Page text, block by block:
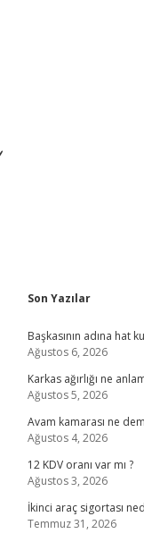
Sidebar
Son Yazılar
Başkasının adına hat
Ağustos 6, 2026
Karkas ağırlığı ne
Ağustos 5, 2026
Avam kamarası ne
Ağustos 4, 2026
12 KDV oranı var mı ?
Ağustos 3, 2026
İkinci araç sigortası
Temmuz 31, 2026